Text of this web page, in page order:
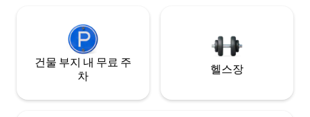
건물 부지 내 무료 주
차
헬스장